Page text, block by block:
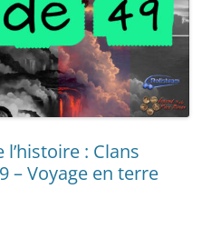
l’histoire : Clans
– Voyage en terre